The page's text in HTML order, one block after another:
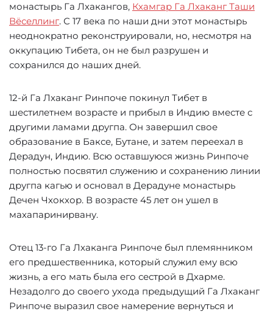
монастырь Га Лхакангов, Кхамгар Га Лхаканг Таши
Вёселлинг. С 17 века по наши дни этот монастырь
неоднократно реконструировали, но, несмотря на
оккупацию Тибета, он не был разрушен и
сохранился до наших дней.
12-й Га Лхаканг Ринпоче покинул Тибет в
шестилетнем возрасте и прибыл в Индию вместе с
другими ламами другпа. Он завершил свое
образование в Баксе, Бутане, и затем переехал в
Дерадун, Индию. Всю оставшуюся жизнь Ринпоче
полностью посвятил служению и сохранению линии
другпа кагью и основал в Дерадуне монастырь
Дечен Чхокхор. В возрасте 45 лет он ушел в
махапаринирвану.
Отец 13-го Га Лхаканга Ринпоче был племянником
его предшественника, который служил ему всю
жизнь, а его мать была его сестрой в Дхарме.
Незадолго до своего ухода предыдущий Га Лхаканг
Ринпоче выразил свое намерение вернуться и